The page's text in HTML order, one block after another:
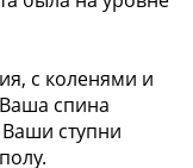
с коленями и
спина
Ваши ступни